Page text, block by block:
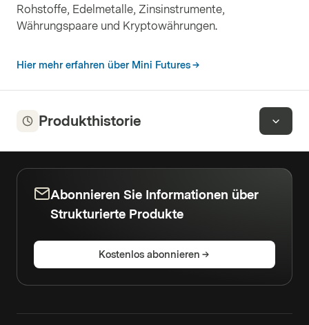
Rohstoffe, Edelmetalle, Zinsinstrumente,
Währungspaare und Kryptowährungen.
Hier mehr erfahren über Mini Futures
Produkthistorie
Abonnieren Sie Informationen über
Strukturierte Produkte
Kostenlos abonnieren